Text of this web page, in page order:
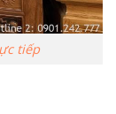
tiếp